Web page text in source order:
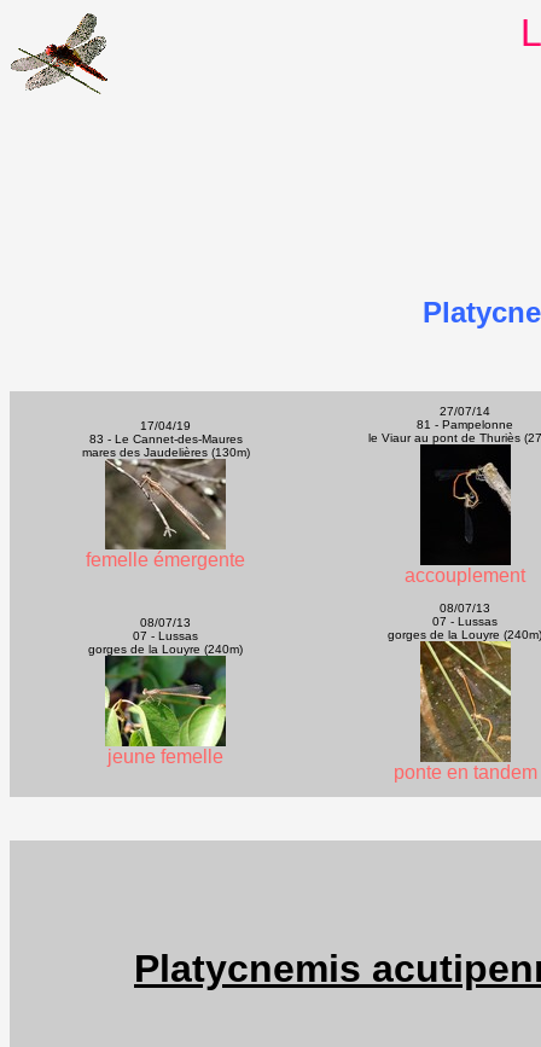
17/04/19
83 - Le Cannet-des-Maures
mares des Jaudelières (130m)
femelle émergente
27/07/14
81 - Pampelonne
le Viaur au pont de Thuriès
accouplement
08/07/13
07 - Lussas
gorges de la Louyre (240m)
jeune femelle
08/07/13
07 - Lussas
gorges de la Louyre (240m)
ponte en tandem
Platycnemis